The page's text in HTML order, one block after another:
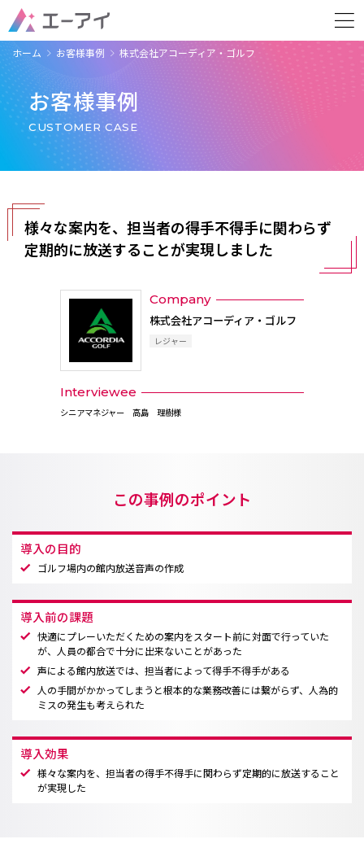
ホーム お客様事例 株式会社アコーディア・ゴルフ
お客様事例
CUSTOMER CASE
様々な案内を、担当者の得手不得手に関わらず
定期的に放送することが実現しました
Company
株式会社アコーディア・ゴルフ
レジャー
Interviewee
シニアマネジャー 高島 理樹様
この事例のポイント
導入の目的
ゴルフ場内の館内放送音声の作成
導入前の課題
快適にプレーいただくための案内をスタート前に対面で行っていた
が、人員の都合で十分に出来ないことがあった
声による館内放送では、担当者によって得手不得手がある
人の手間がかかってしまうと根本的な業務改善には繋がらず、人為的
ミスの発生も考えられた
導入効果
様々な案内を、担当者の得手不得手に関わらず定期的に放送すること
が実現した